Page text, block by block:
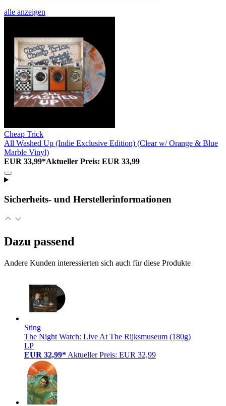
alle anzeigen
Cheap Trick
All Washed Up (Indie Exclusive Edition) (Clear w/ Orange & Blue
Marble Vinyl)
EUR 33,99*Aktueller Preis: EUR 33,99
Sicherheits- und Herstellerinformationen
Dazu passend
Andere Kunden interessierten sich auch für diese Produkte
Sting
The Night Watch: Live At The Rijksmuseum (180g)
LP
EUR 32,99* Aktueller Preis: EUR 32,99